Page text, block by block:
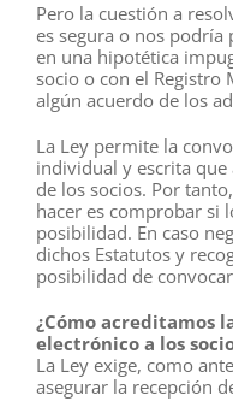
Pero la cuestión a
es segura o nos
en una hipotética
socio o con el Registro
algún acuerdo de los
La Ley permite la
individual y escrita
de los socios. Por
hacer es comprobar si
posibilidad. En caso
dichos Estatutos y
posibilidad de
¿Cómo acreditamos
electrónico a los
La Ley exige, como
asegurar la recepción